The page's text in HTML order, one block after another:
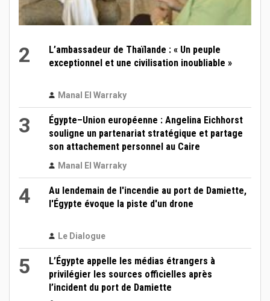
2
L’ambassadeur de Thaïlande : « Un peuple
exceptionnel et une civilisation inoubliable »
Manal El Warraky
3
Égypte–Union européenne : Angelina Eichhorst
souligne un partenariat stratégique et partage
son attachement personnel au Caire
Manal El Warraky
4
Au lendemain de l'incendie au port de Damiette,
l'Égypte évoque la piste d'un drone
Le Dialogue
5
L’Égypte appelle les médias étrangers à
privilégier les sources officielles après
l’incident du port de Damiette